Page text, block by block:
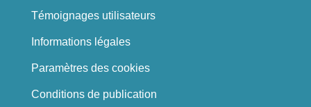
Témoignages utilisateurs
Informations légales
Paramètres des cookies
Conditions de publication